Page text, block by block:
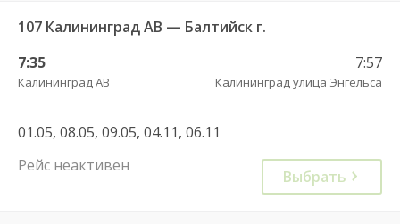
107 Калининград АВ — Балтийск г.
7:35
Калининград АВ
7:57
Калининград улица Энгельса
01.05, 08.05, 09.05, 04.11, 06.11
Рейс неактивен
Выбрать